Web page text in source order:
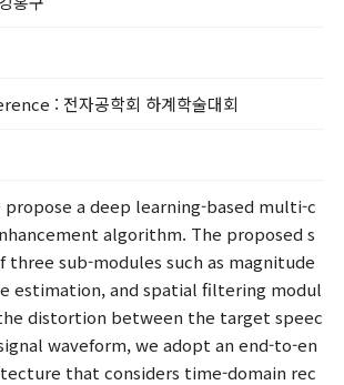
: 전자공학회 하계학술대회
a deep learning-based multi-c
algorithm. The proposed s
three sub-modules such as magnitude
estimation, and spatial filtering modul
distortion between the target speec
waveform, we adopt an end-to-en
that considers time-domain rec